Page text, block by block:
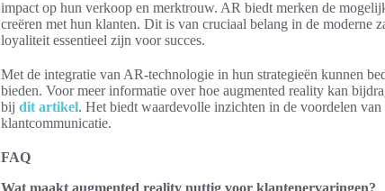
impact op hun verkoop en merktrouw. AR biedt merken de
creëren met hun klanten. Dit is van cruciaal belang in de moderne
loyaliteit essentieel zijn voor succes.
Met de integratie van AR-technologie in hun strategieën kunnen
bieden. Voor meer informatie over hoe augmented reality kan
bij dit artikel. Het biedt waardevolle inzichten in de voordelen van
klantcommunicatie.
FAQ
Wat maakt augmented reality nuttig voor klantenervaringen?